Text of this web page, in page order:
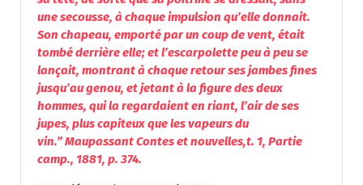
une secousse, à chaque impulsion qu’elle donnait.
Son chapeau, emporté par un coup de vent, était
tombé derrière elle; et l’escarpolettepeu à peu se
lançait, montrant à chaque retour ses jambes fines
jusqu’au genou, et jetant à la figure des deux
hommes, qui la regardaient en riant, l’air de ses
jupes, plus capiteux que les vapeurs du
vin.” Maupassant Contes et nouvelles,t. 1, Partie
camp., 1881, p. 374.